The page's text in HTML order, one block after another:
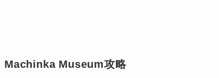
Machinka Museum攻略